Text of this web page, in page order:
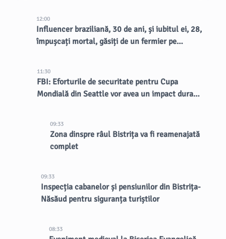
12:00
Influencer braziliană, 30 de ani, și iubitul ei, 28,
împușcați mortal, găsiți de un fermier pe
11:30
FBI: Eforturile de securitate pentru Cupa
Mondială din Seattle vor avea un impact durabil
09:33
Zona dinspre râul Bistrița va fi reamenajată
complet
09:33
Inspecția cabanelor și pensiunilor din Bistrița-
Năsăud pentru siguranța turiștilor
08:33